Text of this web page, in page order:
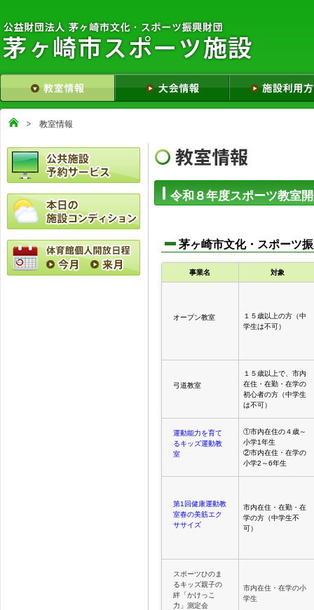
教室情報
令和８年度スポーツ教室
茅ヶ崎市文化・スポーツ
事業名 対象
オープン教室
１５歳以上の方（中
学生は不可）
弓道教室
１５歳以上で、市内
在住・在勤・在学の
初心者の方（中学生
は不可）
運動能力を育て
るキッズ運動教
室
①市内在住の４歳～
小学1年生
②市内在住・在学の
小学2～6年生
第1回健康運動教
室春の美筋エク
ササイズ
市内在住・在勤・在
学の方（中学生不
可）
スポーツひのま
るキッズ親子の
絆「かけっこ
力」測定会
市内在住・在学の小
学生